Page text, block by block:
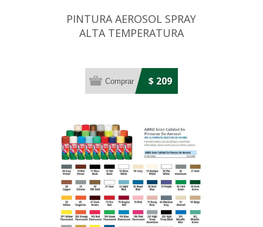
PINTURA AEROSOL SPRAY
ALTA TEMPERATURA
$ 209